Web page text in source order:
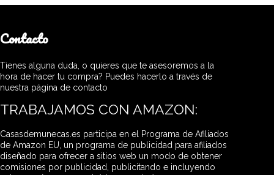
Contacto
Tienes alguna duda, o quieres que te asesoremos a la
hora de hacer tu compra? Puedes hacerlo a través de
nuestra página de contacto
TRABAJAMOS CON AMAZON:
Casasdemunecas.es participa en el Programa de Afiliados
de Amazon EU, un programa de publicidad para afiliados
diseñado para ofrecer a sitios web un modo de obtener
comisiones por publicidad, publicitando e incluyendo